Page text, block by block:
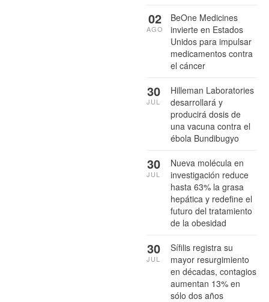
BeOne Medicines
invierte en Estados
Unidos para impulsar
medicamentos contra
el cáncer
02
AGO
Hilleman Laboratories
desarrollará y
producirá dosis de
una vacuna contra el
ébola Bundibugyo
30
JUL
Nueva molécula en
investigación reduce
hasta 63% la grasa
hepática y redefine el
futuro del tratamiento
de la obesidad
30
JUL
Sífilis registra su
mayor resurgimiento
en décadas, contagios
aumentan 13% en
sólo dos años
30
JUL